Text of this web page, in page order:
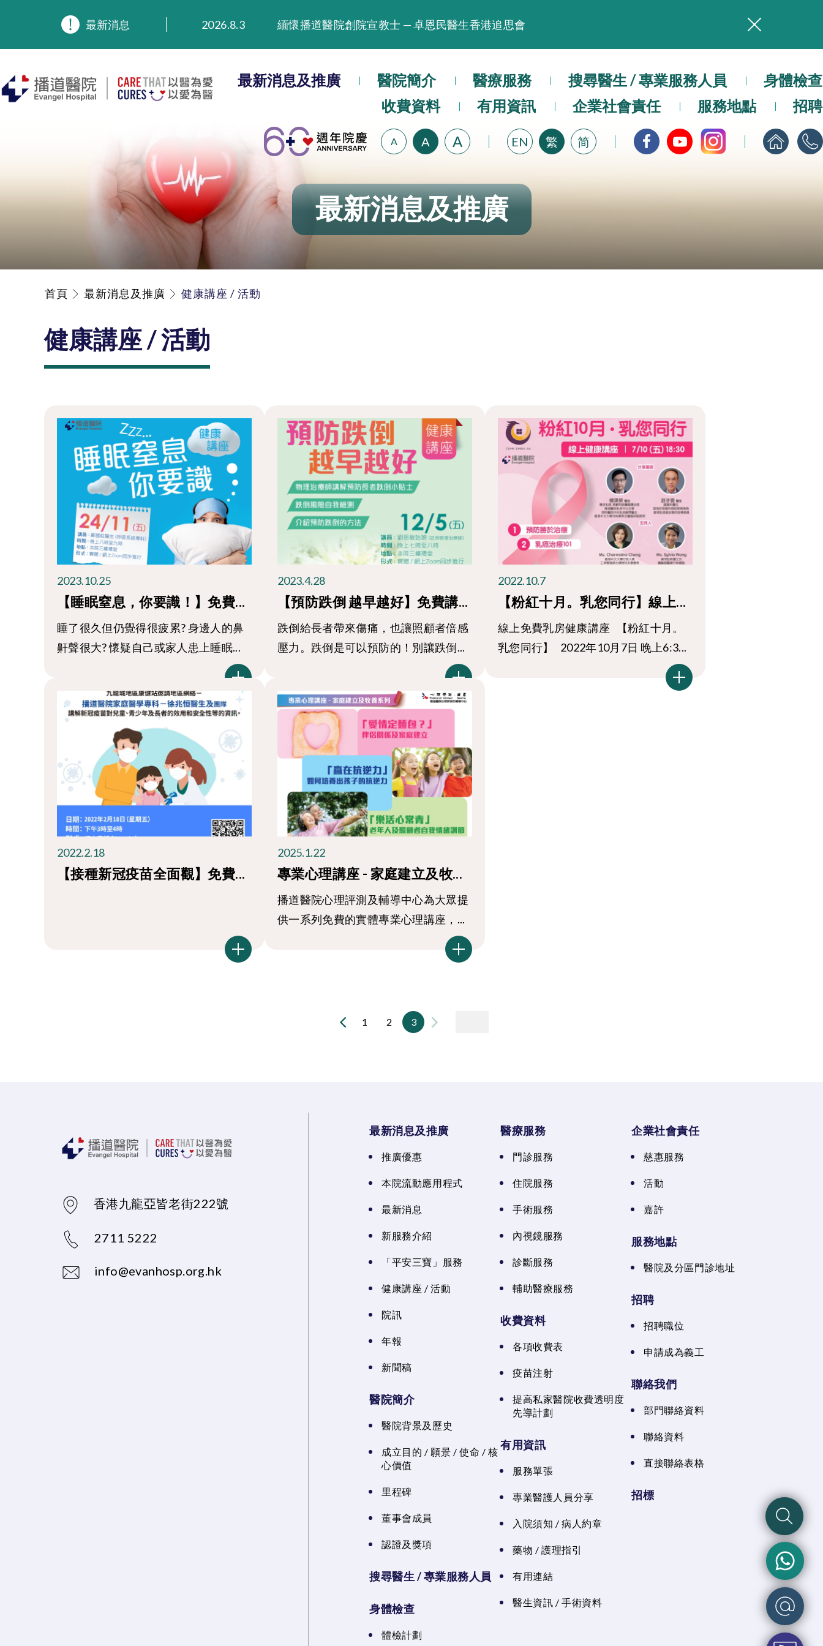
最新消息 2026.8.3
緬懷播道醫院創院宣教士 — 卓恩民醫生香港追思會
2025.9.23
本院在暴雨或颱風警告信號 (包括黑色暴雨及8號或以上熱帶氣旋警告信號) 下，仍會維持有限度服務。如有查詢，可致電2711 5222。
2025.8.4
播道醫院手機App已推出查閱病歷記錄及求診資料功能，請即下載
最新消息及推廣 醫院簡介 醫療服務 搜尋醫生 / 專業服務人員
身體檢查
收費資料
有用資訊 企業社會責任 服務地點 招聘
A A A EN 繁 简
最新消息及推廣
首頁 最新消息及推廣 健康講座 / 活動
健康講座 / 活動
2023.10.25
【睡眠窒息，你要識！】免費...
睡了很久但仍覺得很疲累? 身邊人的鼻
鼾聲很大? 懷疑自己或家人患上睡眠...
2023.4.28
【預防跌倒 越早越好】免費講...
跌倒給長者帶來傷痛，也讓照顧者倍感
壓力。跌倒是可以預防的！別讓跌倒...
2022.10.7
【粉紅十月。乳您同行】線上...
線上免費乳房健康講座 【粉紅十月。
乳您同行】 2022年10月7日 晚上6:3...
2022.2.18
【接種新冠疫苗全面觀】免費...
2025.1.22
專業心理講座 - 家庭建立及牧...
播道醫院心理評測及輔導中心為大眾提
供一系列免費的實體專業心理講座，...
1 2 3
香港九龍亞皆老街222號
2711 5222
info@evanhosp.org.hk
最新消息及推廣
推廣優惠
本院流動應用程式
最新消息
新服務介紹
「平安三寶」服務
健康講座 / 活動
院訊
年報
新聞稿
醫院簡介
醫院背景及歷史
成立目的 / 願景 / 使命 / 核
心價值
里程碑
董事會成員
認證及獎項
搜尋醫生 / 專業服務人員
身體檢查
體檢計劃
醫療服務
門診服務
住院服務
手術服務
內視鏡服務
診斷服務
輔助醫療服務
收費資料
各項收費表
疫苗注射
提高私家醫院收費透明度
先導計劃
有用資訊
服務單張
專業醫護人員分享
入院須知 / 病人約章
藥物 / 護理指引
有用連結
醫生資訊 / 手術資料
企業社會責任
慈惠服務
活動
嘉許
服務地點
醫院及分區門診地址
招聘
招聘職位
申請成為義工
聯絡我們
部門聯絡資料
聯絡資料
直接聯絡表格
招標